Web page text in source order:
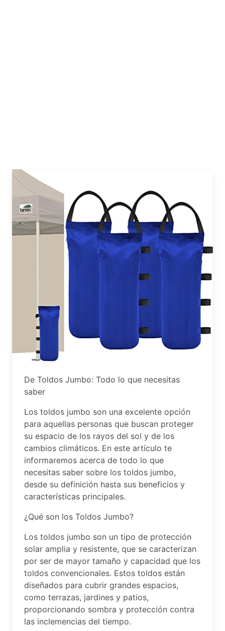
De Toldos Jumbo: Todo lo que necesitas
saber
Los toldos jumbo son una excelente opción
para aquellas personas que buscan proteger
su espacio de los rayos del sol y de los
cambios climáticos. En este artículo te
informaremos acerca de todo lo que
necesitas saber sobre los toldos jumbo,
desde su definición hasta sus beneficios y
características principales.
¿Qué son los Toldos Jumbo?
Los toldos jumbo son un tipo de protección
solar amplia y resistente, que se caracterizan
por ser de mayor tamaño y capacidad que los
toldos convencionales. Estos toldos están
diseñados para cubrir grandes espacios,
como terrazas, jardines y patios,
proporcionando sombra y protección contra
las inclemencias del tiempo.